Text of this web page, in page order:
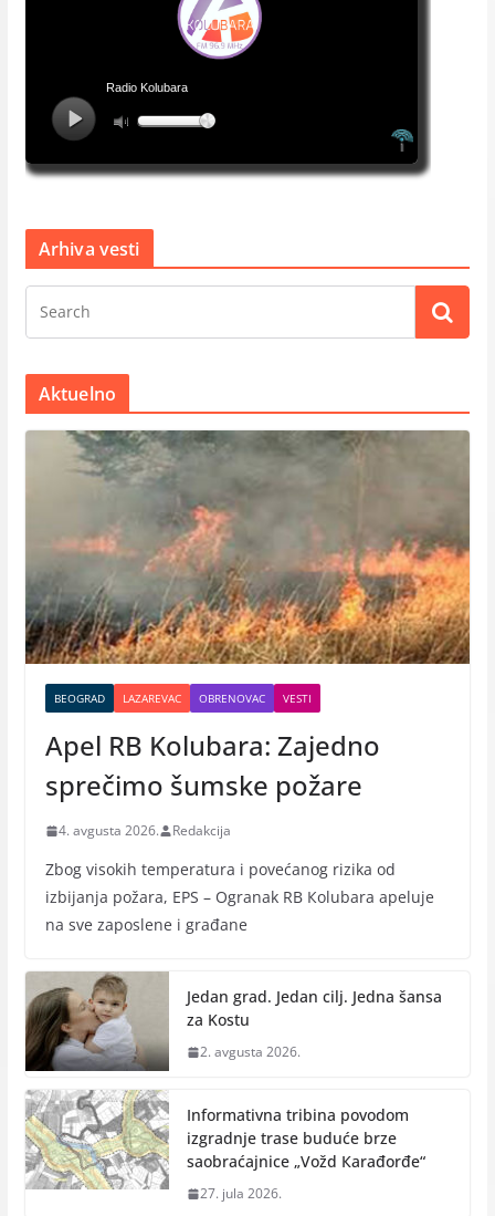
Arhiva vesti
Aktuelno
BEOGRAD LAZAREVAC OBRENOVAC VESTI
Apel RB Kolubara: Zajedno
sprečimo šumske požare
4. avgusta 2026. Redakcija
Zbog visokih temperatura i povećanog rizika od
izbijanja požara, EPS – Ogranak RB Кolubara apeluje
na sve zaposlene i građane
Jedan grad. Jedan cilj. Jedna šansa
za Kostu
2. avgusta 2026.
Informativna tribina povodom
izgradnje trase buduće brze
saobraćajnice „Vožd Кarađorđe“
27. jula 2026.